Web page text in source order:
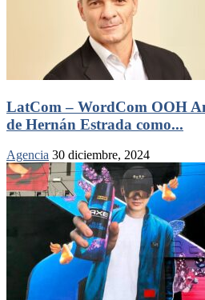
LatCom – WordCom OOH
de Hernán Estrada como...
Agencia 30 diciembre, 2024